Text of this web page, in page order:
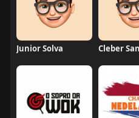
Junior Solva